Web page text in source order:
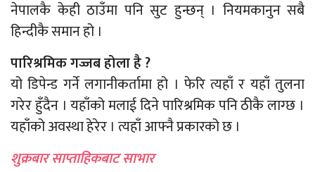
नेपालकै केही ठाउँमा पनि सुट हुन्छन् । नियमकानुन सबै
हिन्दीकै समान हो ।
पारिश्रमिक गज्जब होला है ?
यो डिपेन्ड गर्ने लगानीकर्तामा हो । फेरि त्यहाँ र यहाँ तुलना
गरेर हुँदैन । यहाँको मलाई दिने पारिश्रमिक पनि ठीकै लाग्छ ।
यहाँको अवस्था हेरेर । त्यहाँ आफ्नै प्रकारको छ ।
शुक्रबार साप्ताहिकबाट साभार